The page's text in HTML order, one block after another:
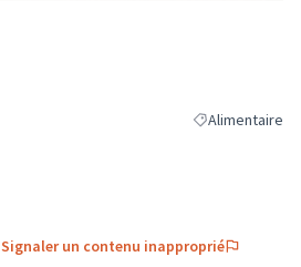
Filtrer les
Alimentaire
Signaler un contenu inapproprié